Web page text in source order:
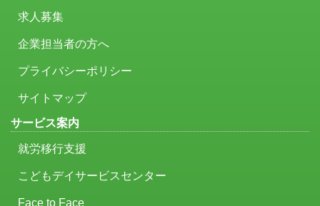
求人募集
企業担当者の方へ
プライバシーポリシー
サイトマップ
サービス案内
就労移行支援
こどもデイサービスセンター
Face to Face